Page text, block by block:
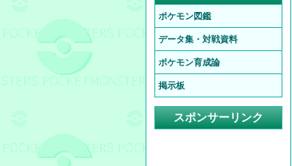
ポケモン図鑑
データ集・対戦資料
ポケモン育成論
掲示板
スポンサーリンク